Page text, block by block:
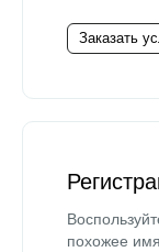
Заказать
похожее